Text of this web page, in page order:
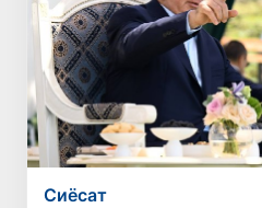
Сиёсат